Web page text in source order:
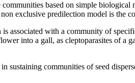
based on simple
exclusive predilection model is the
associated with a community of
into a gall, as cleptoparasites of a
sustaining communities of seed